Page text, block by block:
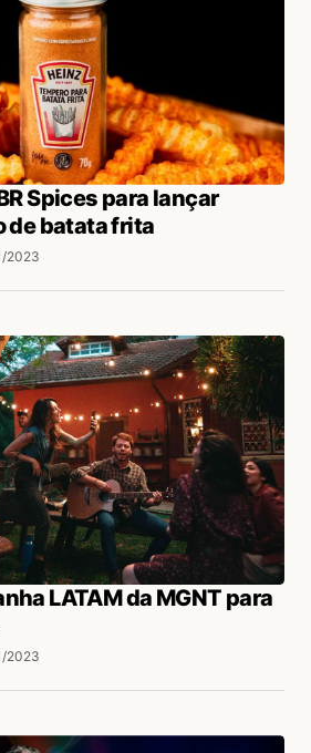
Spices para lançar
de batata frita
2023
LATAM da MGNT para
2023